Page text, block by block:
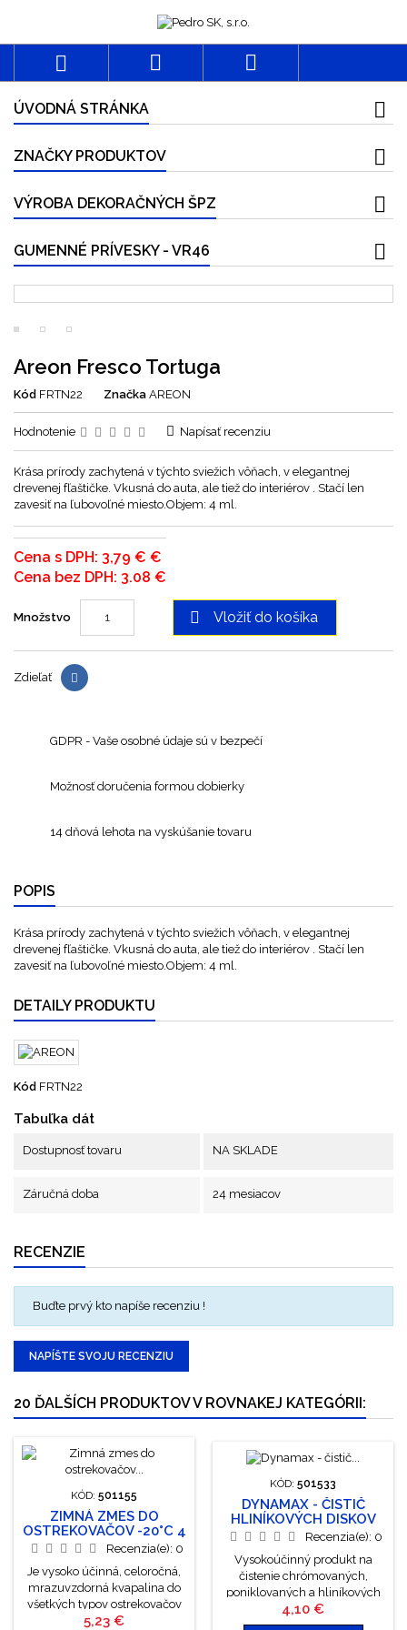
  
ÚVODNÁ STRÁNKA
ZNAČKY PRODUKTOV
VÝROBA DEKORAČNÝCH ŠPZ
GUMENNÉ PRÍVESKY - VR46
Areon Fresco Tortuga
Kód FRTN22 Značka AREON
Hodnotenie Napísať recenziu
Krása prírody zachytená v týchto sviežich vôňach, v elegantnej
drevenej fľaštičke. Vkusná do auta, ale tiež do interiérov . Stačí len
zavesiť na ľubovoľné miesto.Objem: 4 ml.
Cena s DPH: 3,79 € €
Cena bez DPH: 3.08 €
Množstvo  Vložiť do košíka
Zdieľať
GDPR - Vaše osobné údaje sú v bezpečí
Možnosť doručenia formou dobierky
14 dňová lehota na vyskúšanie tovaru
POPIS
Krása prírody zachytená v týchto sviežich vôňach, v elegantnej
drevenej fľaštičke. Vkusná do auta, ale tiež do interiérov . Stačí len
zavesiť na ľubovoľné miesto.Objem: 4 ml.
DETAILY PRODUKTU
Kód FRTN22
Tabuľka dát
Dostupnosť tovaru NA SKLADE
Záručná doba 24 mesiacov
RECENZIE
Buďte prvý kto napíše recenziu !
NAPÍŠTE SVOJU RECENZIU
20 ĎALŠÍCH PRODUKTOV V ROVNAKEJ KATEGÓRII:
KÓD: 501155
ZIMNÁ ZMES DO
OSTREKOVAČOV -20°C 4
LRecenzia(e): 0
Je vysoko účinná, celoročná,
mrazuvzdorná kvapalina do
všetkých typov ostrekovačov
motorových vozidiel.
Cena
5,23 €
KÓD: 501533
DYNAMAX - ČISTIČ
HLINÍKOVÝCH DISKOV
Recenzia(e): 0
Vysokoúčinný produkt na
čistenie chrómovaných,
poniklovaných a hliníkových
diskov kolies. Obsahuje
účinné látky zabraňujúce
Cena
4,10 €